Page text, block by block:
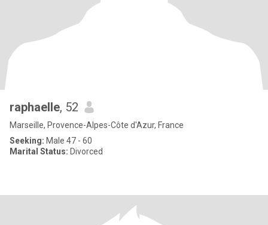
raphaelle, 52
Marseille, Provence-Alpes-Côte d'Azur, France
Seeking: Male 47 - 60
Marital Status: Divorced